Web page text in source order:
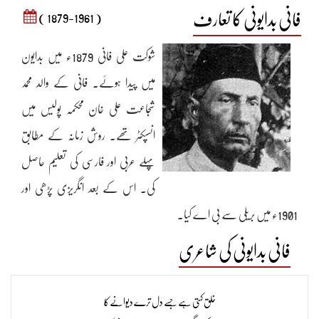
فانی بدایونی کا تعارف ( 1879-1961 )
شوکت علی فانی 1879ء میں بدایون
میں پیدا ہوئے۔ فانی کے والد محمد
شجاعت علی خان محکمہ پولیس میں
انسپکٹر تھے۔ روش زمانہ کے مطابق
پہلے عربی اور فارسی کی تعلیم حاصل
کی۔ اس کے بعد انگریزی پڑھی اور
1901ء میں بریلی سے بی اے کیا۔
کالج چھوڑنے کے بعد کچھ عرصہ پریشانی کے عالم میں گزارا۔ لیکن شعر و سخن کی
امتحان پاس کیا۔ لیکن وکالت کے پیشے سے انہیں کوئی دلچسپی نہ تھی۔ صرف
فانی بدایونی کی شاعری
خلق کہتی ہے جسے دل ترے دیوانے کا